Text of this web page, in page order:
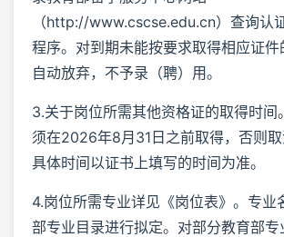
（http://www.cscse.edu.cn）查询认
程序。对到期未能按要求取得相应证件
自动放弃，不予录（聘）用。
3.关于岗位所需其他资格证的取得时间
须在2026年8月31日之前取得，否则取
具体时间以证书上填写的时间为准。
4.岗位所需专业详见《岗位表》。专业
部专业目录进行拟定。对部分教育部专